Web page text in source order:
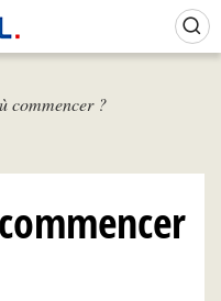
c
l
C
N
commencer ?
(témoins de connexion)